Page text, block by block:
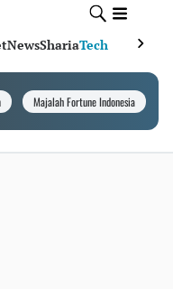
NewsShariaTech
Majalah Fortune Indonesia